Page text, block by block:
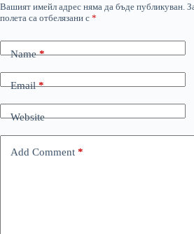
Вашият имейл адрес няма да бъде публикуван.
полета са отбелязани с *
Name*
Email*
Website
Add Comment *